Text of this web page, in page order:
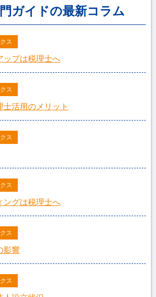
ガイドの最新コラム
ス
ップは税理士へ
ス
活用のメリット
ス
ス
ングは税理士へ
ス
影響
ス